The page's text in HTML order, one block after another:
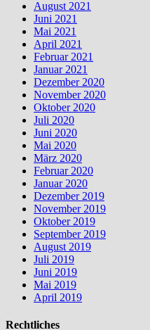
August 2021
Juni 2021
Mai 2021
April 2021
Februar 2021
Januar 2021
Dezember 2020
November 2020
Oktober 2020
Juli 2020
Juni 2020
Mai 2020
März 2020
Februar 2020
Januar 2020
Dezember 2019
November 2019
Oktober 2019
September 2019
August 2019
Juli 2019
Juni 2019
Mai 2019
April 2019
Rechtliches